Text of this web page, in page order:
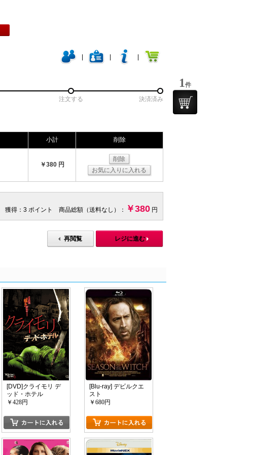
注文する 決済済み
小計 削除
￥380 円
削除
お気に入りに入れる
獲得：3 ポイント 商品総額（送料なし）：
￥380 円
再閲覧 レジに進む
[DVD]クライモリ デ
ッド・ホテル
￥428円
[Blu-ray] デビルクエ
スト
￥680円
1 件